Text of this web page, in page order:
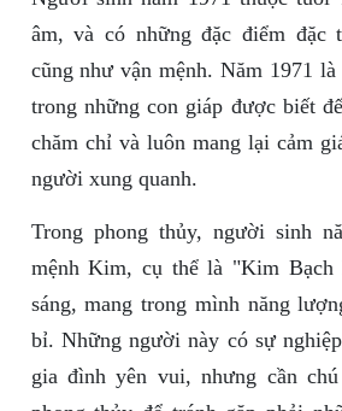
âm, và có những đặc điểm đặc
cũng như vận mệnh. Năm 1971
trong những con giáp được biết
chăm chỉ và luôn mang lại cảm
người xung quanh.
Trong phong thủy, người sinh
mệnh Kim, cụ thể là "Kim
sáng, mang trong mình năng
bỉ. Những người này có sự
gia đình yên vui, nhưng cần